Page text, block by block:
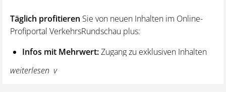
Täglich profitieren Sie von neuen Inhalten im Online-
Profiportal VerkehrsRundschau plus:
Infos mit Mehrwert:Zugang zu exklusiven Inhalten
und Hintergrundwissen – von aktuellen Regelungen
wie z. B. bei den Lenk- und Ruhezeiten,
weiterlesen